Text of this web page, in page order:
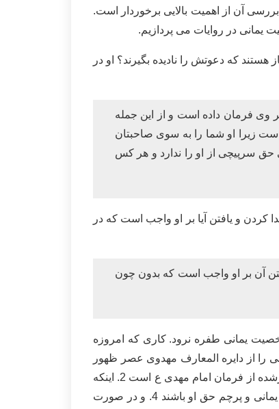
آن از اهمیت بالایی برخوردار است.
یمانی در روایات می پردازیم.
هستند که دعوتش را نادیده بگیرند؟ او در
فرمان داده است و از این جمله
زیرا او شما را به سوی صاحبتان
سرپیچی از او را ندارد و هر کس
و یافتن آیا بر او واجب است که در
آن بر او واجب است که بدون چون
یمانی طفره نرود. کاری که امروزه
را از دایره المعارف مهدوی عصر ظهور
پاک کنند یا حداقل کم ارزش جلوه دهند. او به درستی بر چند نکته در مورد یمانی اشاره کرده است: 1. اینکه فرمان یمانی صادرشده از فرمان امام مهدی ع است 2. اینکه
بین مرجع تقلید و خودِ مکلفین در قبال یمانی تفاوتی نیست 3. اینکه هم مرجع تقلید و هم مقلدین موظف هستند در جستجوی یمانی و پرچم حق او باشند 4. و در صورت